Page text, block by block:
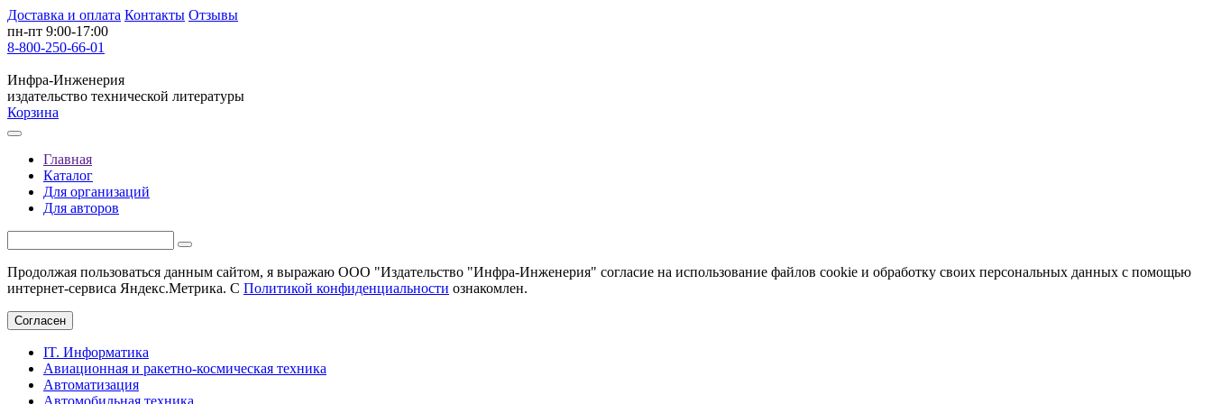
Доставка и оплата Контакты Отзывы
пн-пт 9:00-17:00
8-800-250-66-01
Инфра-Инженерия
издательство технической литературы
Корзина
Главная
Каталог
Для организаций
Для авторов
Продолжая пользоваться данным сайтом, я выражаю ООО "Издательство "Инфра-Инженерия" согласие на использование файлов cookie и обработку своих персональных данных с помощью
интернет-сервиса Яндекс.Метрика. С Политикой конфиденциальности ознакомлен.
Согласен
IT. Информатика
Авиационная и ракетно-космическая техника
Автоматизация
Автомобильная техника